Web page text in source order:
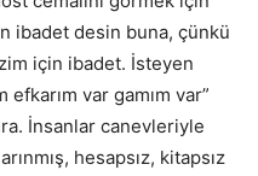
ibadet desin buna, çünkü
için ibadet. İsteyen
var gamım var”
İnsanlar canevleriyle
hesapsız, kitapsız